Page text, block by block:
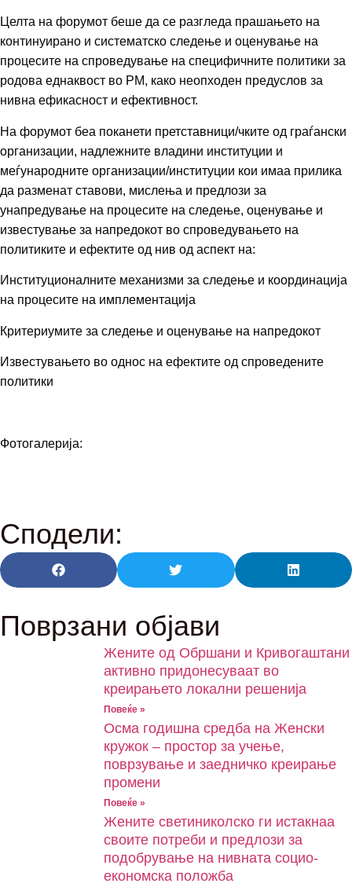
Целта на форумот беше да се разгледа прашањето на
континуирано и систематско следење и оценување на
процесите на спроведување на специфичните политики за
родова еднаквост во РМ, како неопходен предуслов за
нивна ефикасност и ефективност.
На форумот беа поканети претставници/чките од граѓански
организации, надлежните владини институции и
меѓународните организации/институции кои имаа прилика
да разменат ставови, мислења и предлози за
унапредување на процесите на следење, оценување и
известување за напредокот во спроведувањето на
политиките и ефектите од нив од аспект на:
Институционалните механизми за следење и координација
на процесите на имплементација
Критериумите за следење и оценување на напредокот
Известувањето во однос на ефектите од спроведените
политики
Фотогалерија:
Сподели:
Поврзани објави
Жените од Обршани и Кривогаштани
активно придонесуваат во
креирањето локални решенија
Повеќе »
Oсма годишна средба на Женски
кружок – простор за учење,
поврзување и заедничко креирање
промени
Повеќе »
Жените светиниколско ги истакнаа
своите потреби и предлози за
подобрување на нивната социо-
економска положба